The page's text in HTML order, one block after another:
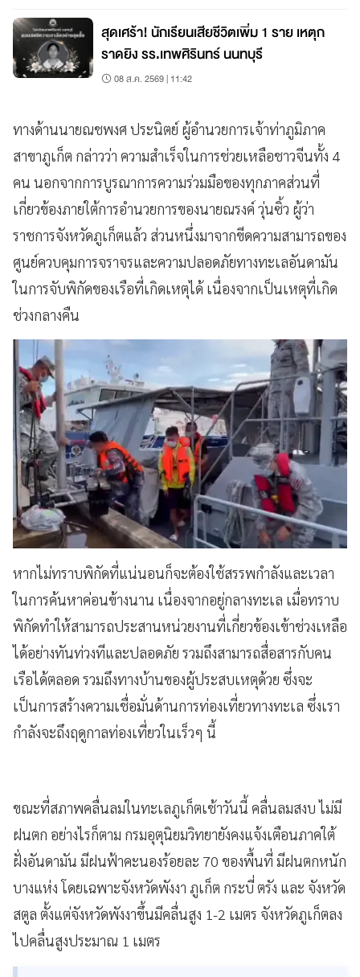
สุดเศร้า! นักเรียนเสียชีวิตเพิ่ม 1 ราย เหตุก
ราดยิง รร.เทพศิรินทร์ นนทบุรี
08 ส.ค. 2569 | 11:42
ทางด้านนายณชพงศ ประนิตย์ ผู้อำนวยการเจ้าท่าภูมิภาค
สาขาภูเก็ต กล่าวว่า ความสำเร็จในการช่วยเหลือชาวจีนทั้ง 4
คน นอกจากการบูรณาการความร่วมมือของทุกภาคส่วนที่
เกี่ยวข้องภายใต้การอำนวยการของนายณรงค์ วุ่นซิ้ว ผู้ว่า
ราชการจังหวัดภูเก็ตแล้ว ส่วนหนึ่งมาจากขีดความสามารถของ
ศูนย์ควบคุมการจราจรและความปลอดภัยทางทะเลอันดามัน
ในการจับพิกัดของเรือที่เกิดเหตุได้ เนื่องจากเป็นเหตุที่เกิด
ช่วงกลางคืน
หากไม่ทราบพิกัดที่แน่นอนก็จะต้องใช้สรรพกำลังและเวลา
ในการค้นหาค่อนข้างนาน เนื่องจากอยู่กลางทะเล เมื่อทราบ
พิกัดทำให้สามารถประสานหน่วยงานที่เกี่ยวข้องเข้าช่วงเหลือ
ได้อย่างทันท่วงทีและปลอดภัย รวมถึงสามารถสื่อสารกับคน
เรือได้ตลอด รวมถึงทางบ้านของผู้ประสบเหตุด้วย ซึ่งจะ
เป็นการสร้างความเชื่อมั่นด้านการท่องเที่ยวทางทะเล ซึ่งเรา
กำลังจะถึงฤดูกาลท่องเที่ยวในเร็วๆ นี้
ขณะที่สภาพคลื่นลมในทะเลภูเก็ตเช้าวันนี้ คลื่นลมสงบ ไม่มี
ฝนตก อย่างไรก็ตาม กรมอุตุนิยมวิทยายังคงแจ้งเตือนภาคใต้
ฝั่งอันดามัน มีฝนฟ้าคะนองร้อยละ 70 ของพื้นที่ มีฝนตกหนัก
บางแห่ง โดยเฉพาะจังหวัดพังงา ภูเก็ต กระบี่ ตรัง และ จังหวัด
สตูล ตั้งแต่จังหวัดพังงาขึ้นมีคลื่นสูง 1-2 เมตร จังหวัดภูเก็ตลง
ไปคลื่นสูงประมาณ 1 เมตร